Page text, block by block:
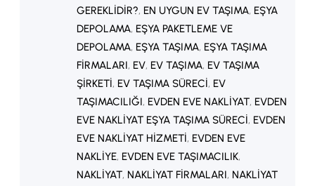
rol üstlenmektedir.…
GEREKLIDIR?, EN UYGUN EV TAŞIMA, EŞYA
DEPOLAMA, EŞYA PAKETLEME VE
DEPOLAMA, EŞYA TAŞIMA, EŞYA TAŞIMA
FIRMALARI, EV, EV TAŞIMA, EV TAŞIMA
ŞIRKETI, EV TAŞIMA SÜRECI, EV
TAŞIMACILIĞI, EVDEN EVE NAKLIYAT, EVDEN
EVE NAKLIYAT EŞYA TAŞIMA SÜRECI, EVDEN
EVE NAKLIYAT HIZMETI, EVDEN EVE
NAKLIYE, EVDEN EVE TAŞIMACILIK
NAKLIYAT, NAKLIYAT FIRMALARI, NAKLIYAT